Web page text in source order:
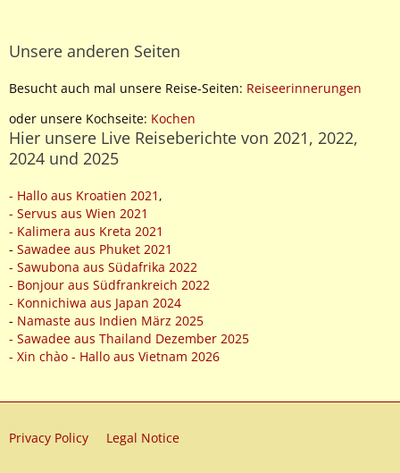
Unsere anderen Seiten
Besucht auch mal unsere Reise-Seiten: Reiseerinnerungen
oder unsere Kochseite: Kochen
Hier unsere Live Reiseberichte von 2021, 2022,
2024 und 2025
- Hallo aus Kroatien 2021 ,
- Servus aus Wien 2021
- Kalimera aus Kreta 2021
- Sawadee aus Phuket 2021
- Sawubona aus Südafrika 2022
- Bonjour aus Südfrankreich 2022
- Konnichiwa aus Japan 2024
- Namaste aus Indien März 2025
- Sawadee aus Thailand Dezember 2025
- Xin chào - Hallo aus Vietnam 2026
Privacy Policy Legal Notice